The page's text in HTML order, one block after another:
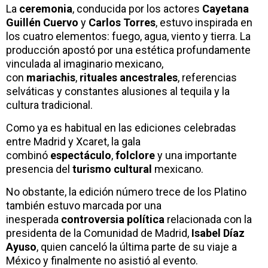
La ceremonia, conducida por los actores Cayetana
Guillén Cuervo y Carlos Torres, estuvo inspirada en
los cuatro elementos: fuego, agua, viento y tierra. La
producción apostó por una estética profundamente
vinculada al imaginario mexicano,
con mariachis, rituales ancestrales, referencias
selváticas y constantes alusiones al tequila y la
cultura tradicional.
Como ya es habitual en las ediciones celebradas
entre Madrid y Xcaret, la gala
combinó espectáculo,folclorey una importante
presencia del turismo cultural mexicano.
No obstante, la edición número trece de los Platino
también estuvo marcada por una
inesperada controversia política relacionada con la
presidenta de la Comunidad de Madrid, Isabel Díaz
Ayuso, quien canceló la última parte de su viaje a
México y finalmente no asistió al evento.